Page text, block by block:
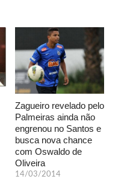
Zagueiro revelado pelo
Palmeiras ainda não
engrenou no Santos e
busca nova chance
com Oswaldo de
Oliveira
14/03/2014